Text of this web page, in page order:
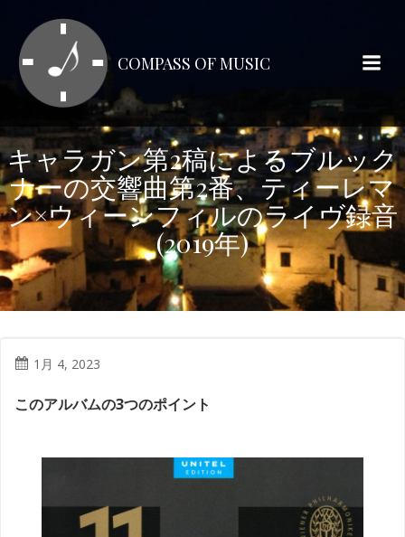
テ
ン
へ
ス
キ
ッ
プ
COMPASS OF MUSIC
キャラガン第2稿によるブルック
ナーの交響曲第2番、ティーレマ
ン×ウィーンフィルのライヴ録音
(2019年)
1月 4, 2023
このアルバムの3つのポイント